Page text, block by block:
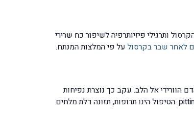
ותרגילי פיזיותרפיה לשיפור כח שרירי
לאחר שבר בקרסול על פי המלצות המנתח.
הוורידי אל הלב. עקב כך נוצרת נפיחות
ובצקת סביב הקרסול, הבצקת מגיבה ללחץ עליה בכך שנוצר מעיין שקע באזור שלחצנו עליו כבדיקה, בצקת זו נקראת בשם pitting edema. הטיפול הינו תרופות, תזונה דלת מלחים